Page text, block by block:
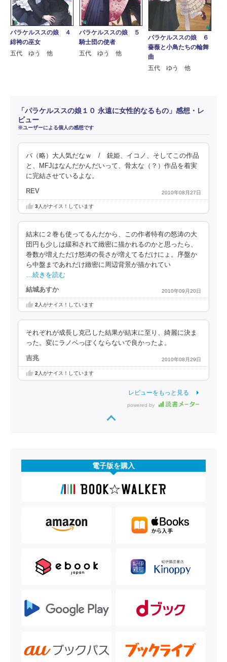
パラケルススの娘 ４
緋袴の巫女
五代 ゆう 他
パラケルススの娘 ５
騎士団の使者
五代 ゆう 他
パラケルススの娘 ６
薔薇と小鳥たちの輪舞
曲
五代 ゆう 他
「パラケルススの娘１０ 永遠に女性的なるもの」感想・レ
ビュー
※ユーザーによる個人の感想です
バ（略）大人気だなｗ / 銃姫、イコノ、そしてこの作品
と、MFJはなんだかんだいって、骨太な（？）作品を着実
に完結させているよな。
REV 2010年08月27日
3人がナイス！しています
結末に２巻も使ってるんだから、この作者特有の怒涛の大
団円も少しは緩和されて緻密に描かれるのかと思ったら、
巻数が増えただけ怒涛の長さが増えてるだけにょ。序盤か
ら中盤まであれだけ緻密に周辺背景が描かれてい
…続きを読む
結城あすか 2010年09月20日
2 人がナイス！しています
それぞれが成長し克己した結果が結末に至り、綺麗に決ま
った。変にラノベっぽくならないで良かったよ。
吉兆 2010年08月29日
2 人がナイス！しています
レビューをもっと見る
powered by
電子版を購入